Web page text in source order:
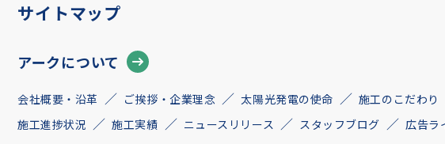
サイトマップ
アークについて
会社概要・沿革 ご挨拶・企業理念 太陽光発電の使命 施工のこだわり
施工進捗状況
施工実績 ニュースリリース スタッフブログ 広告ラ